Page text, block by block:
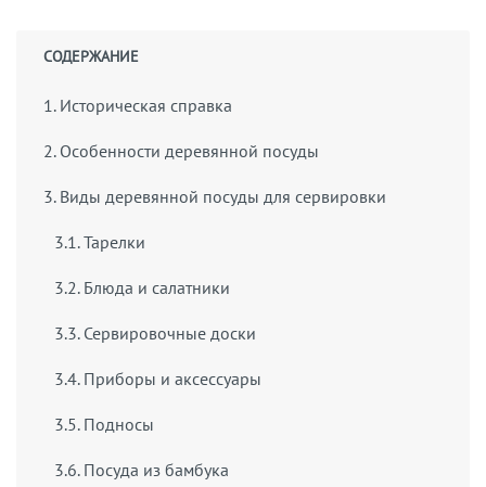
СОДЕРЖАНИЕ
1. Историческая справка
2. Особенности деревянной посуды
3. Виды деревянной посуды для сервировки
3.1. Тарелки
3.2. Блюда и салатники
3.3. Сервировочные доски
3.4. Приборы и аксессуары
3.5. Подносы
3.6. Посуда из бамбука